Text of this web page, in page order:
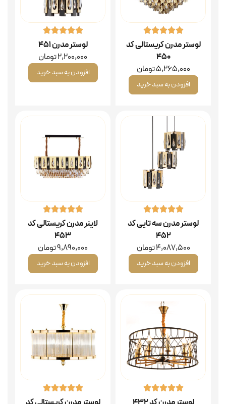
لوستر مدرن کریستالی کد
۴۵۰
5,265,000تومان
افزودن به سبد خرید
لوستر مدرن ۴۵۱
2,200,000تومان
افزودن به سبد خرید
لوستر مدرن سه تایی کد
۴۵۲
4,087,500تومان
افزودن به سبد خرید
لاینر مدرن کریستالی کد
۴۵۳
9,890,000تومان
افزودن به سبد خرید